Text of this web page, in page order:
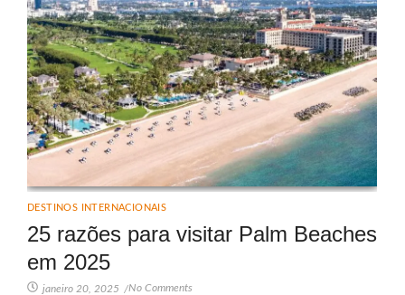
DESTINOS INTERNACIONAIS
25 razões para visitar Palm Beaches
em 2025
janeiro 20, 2025 /No Comments